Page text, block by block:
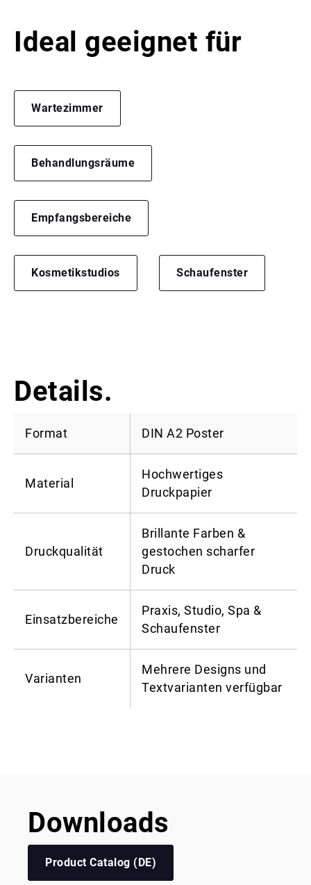
Ideal geeignet für
Wartezimmer
Behandlungsräume
Empfangsbereiche
Kosmetikstudios Schaufenster
Details.
Format DIN A2 Poster
Material
Hochwertiges
Druckpapier
Druckqualität
Brillante Farben &
gestochen scharfer
Druck
Einsatzbereiche
Praxis, Studio, Spa &
Schaufenster
Varianten
Mehrere Designs und
Textvarianten verfügbar
Downloads
Product Catalog (DE)